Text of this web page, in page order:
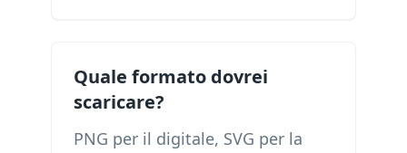
Quale formato dovrei
scaricare?
PNG per il digitale, SVG per la